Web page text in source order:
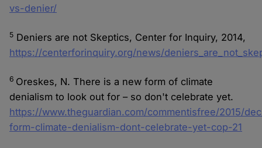
vs-denier/
5 Deniers are not Skeptics, Center for Inquiry, 2014,
https://centerforinquiry.org/news/
6 Oreskes, N. There is a new form of climate
denialism to look out for – so don't celebrate yet.
https://www.theguardian.com/commentisfree/2015/
form-climate-denialism-dont-celebrate-yet-cop-21